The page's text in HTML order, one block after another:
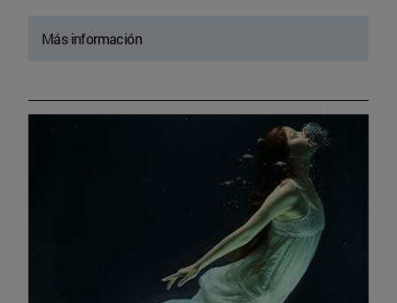
Más información